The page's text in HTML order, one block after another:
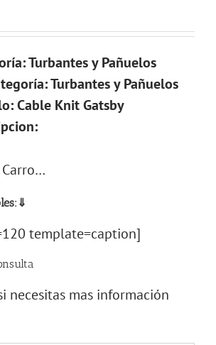
Turbantes y Pañuelos
Turbantes y Pañuelos
Cable Knit Gatsby
template=caption]
necesitas mas información